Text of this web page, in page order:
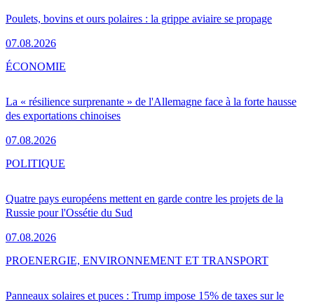
Poulets, bovins et ours polaires : la grippe aviaire se propage
07.08.2026
La « résilience surprenante » de l'Allemagne face à la forte hausse
des exportations chinoises
07.08.2026
ÉCONOMIE
Quatre pays européens mettent en garde contre les projets de la
Russie pour l'Ossétie du Sud
07.08.2026
POLITIQUE
Panneaux solaires et puces : Trump impose 15% de taxes sur le
PROENERGIE, ENVIRONNEMENT ET TRANSPORT